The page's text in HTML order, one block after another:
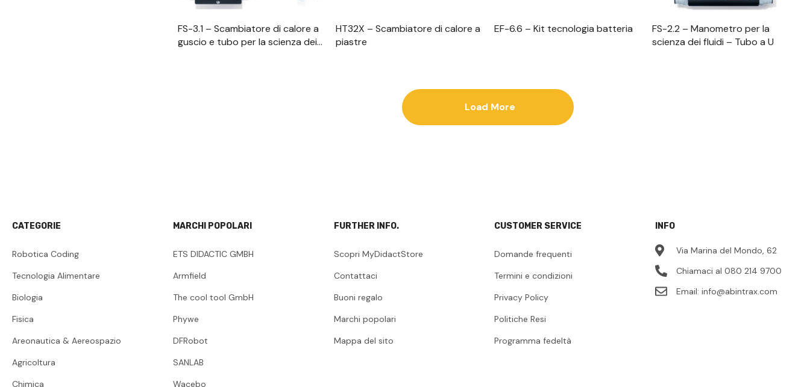
FS-3.1 – Scambiatore di calore a
guscio e tubo per la scienza dei
HT32X – Scambiatore di calore a
piastre
EF-6.6 – Kit tecnologia batteria
FS-2.2 – Manometro per la
scienza dei fluidi – Tubo a U
Load More
CATEGORIE
Robotica Coding
Tecnologia Alimentare
Biologia
Fisica
Areonautica & Aereospazio
Agricoltura
Chimica
MARCHI POPOLARI
ETS DIDACTIC GMBH
Armfield
The cool tool GmbH
Phywe
DFRobot
SANLAB
Wacebo
FURTHER INFO.
Scopri MyDidactStore
Contattaci
Buoni regalo
Marchi popolari
Mappa del sito
CUSTOMER SERVICE
Domande frequenti
Termini e condizioni
Privacy Policy
Politiche Resi
Programma fedeltà
INFO
Via Marina del Mondo, 62
Chiamaci al 080 214 9700
Email:info@abintrax.com